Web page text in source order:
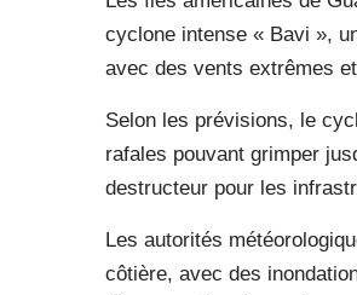
cyclone intense « Bavi »,
avec des vents extrêmes
Selon les prévisions, le
rafales pouvant grimper
destructeur pour les
Les autorités
côtière, avec des